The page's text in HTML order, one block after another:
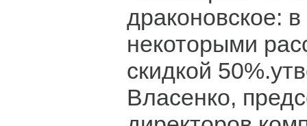
драконовское: в
некоторыми
скидкой
Власенко,